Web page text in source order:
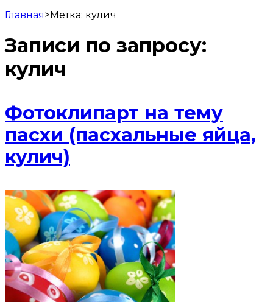
Главная>Метка: кулич
Записи по запросу:
кулич
Фотоклипарт на тему
пасхи (пасхальные яйца,
кулич)